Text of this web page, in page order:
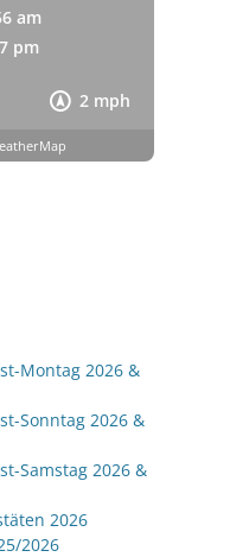
2 mph
am
pm
Montag 2026 &
Sonntag 2026 &
Samstag 2026 &
2026
2026